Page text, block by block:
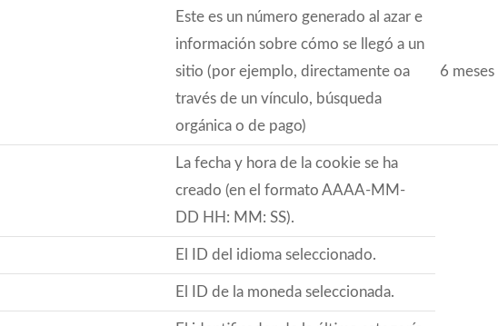
Este es un número generado al azar e
información sobre cómo se llegó a un
sitio (por ejemplo, directamente oa
través de un vínculo, búsqueda
orgánica o de pago)
6 meses
La fecha y hora de la cookie se ha
creado (en el formato AAAA-MM-
DD HH: MM: SS).
El ID del idioma seleccionado.
El ID de la moneda seleccionada.